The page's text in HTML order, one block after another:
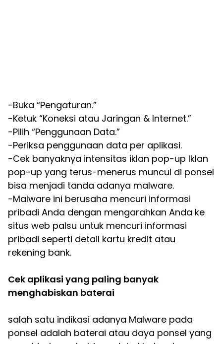
-Buka “Pengaturan.”
-Ketuk “Koneksi atau Jaringan & Internet.”
-Pilih “Penggunaan Data.”
-Periksa penggunaan data per aplikasi.
-Cek banyaknya intensitas iklan pop-up Iklan
pop-up yang terus-menerus muncul di ponsel
bisa menjadi tanda adanya malware.
-Malware ini berusaha mencuri informasi
pribadi Anda dengan mengarahkan Anda ke
situs web palsu untuk mencuri informasi
pribadi seperti detail kartu kredit atau
rekening bank.
Cek aplikasi yang paling banyak
menghabiskan baterai
salah satu indikasi adanya Malware pada
ponsel adalah baterai atau daya ponsel yang